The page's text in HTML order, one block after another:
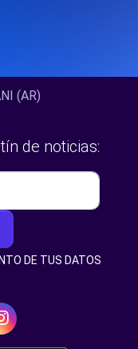
(AR)
de noticias:
DE TUS DATOS